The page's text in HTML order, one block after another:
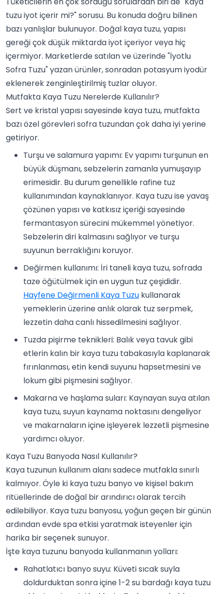
tuzu iyot içerir mi?" sorusu. Bu konuda doğru bilinen
bazı yanlışlar bulunuyor. Doğal kaya tuzu, yapısı
gereği çok düşük miktarda iyot içeriyor veya hiç
içermiyor. Marketlerde satılan ve üzerinde "İyotlu
Sofra Tuzu" yazan ürünler, sonradan potasyum iyodür
eklenerek zenginleştirilmiş tuzlar oluyor.
Mutfakta Kaya Tuzu Nerelerde Kullanılır?
Sert ve kristal yapısı sayesinde kaya tuzu, mutfakta
bazı özel görevleri sofra tuzundan çok daha iyi yerine
getiriyor.
Turşu ve salamura yapımı: Ev yapımı turşunun en
büyük düşmanı, sebzelerin zamanla yumuşayıp
erimesidir. Bu durum genellikle rafine tuz
kullanımından kaynaklanıyor. Kaya tuzu ise yavaş
çözünen yapısı ve katkısız içeriği sayesinde
fermantasyon sürecini mükemmel yönetiyor.
Sebzelerin diri kalmasını sağlıyor ve turşu
suyunun berraklığını koruyor.
Değirmen kullanımı: İri taneli kaya tuzu, sofrada
taze öğütülmek için en uygun tuz çeşididir.
Hayfene Değirmenli Kaya Tuzu kullanarak
yemeklerin üzerine anlık olarak tuz serpmek,
lezzetin daha canlı hissedilmesini sağlıyor.
Tuzda pişirme teknikleri: Balık veya tavuk gibi
etlerin kalın bir kaya tuzu tabakasıyla kaplanarak
fırınlanması, etin kendi suyunu hapsetmesini ve
lokum gibi pişmesini sağlıyor.
Makarna ve haşlama suları: Kaynayan suya atılan
kaya tuzu, suyun kaynama noktasını dengeliyor
ve makarnaların içine işleyerek lezzetli pişmesine
yardımcı oluyor.
Kaya Tuzu Banyoda Nasıl Kullanılır?
Kaya tuzunun kullanım alanı sadece mutfakla sınırlı
kalmıyor. Öyle ki kaya tuzu banyo ve kişisel bakım
ritüellerinde de doğal bir arındırıcı olarak tercih
edilebiliyor. Kaya tuzu banyosu, yoğun geçen bir günün
ardından evde spa etkisi yaratmak isteyenler için
harika bir seçenek sunuyor.
İşte kaya tuzunu banyoda kullanmanın yolları:
Rahatlatıcı banyo suyu: Küveti sıcak suyla
doldurduktan sonra içine 1-2 su bardağı kaya tuzu